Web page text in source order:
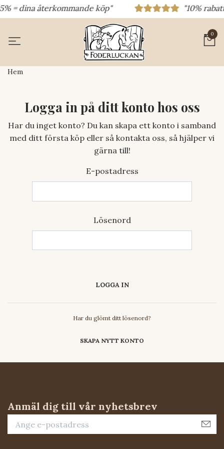
= dina återkommande köp" "10% rabatt
0
Hem
Logga in på ditt konto hos oss
Har du inget konto? Du kan skapa ett konto i samband
med ditt första köp eller så kontakta oss, så hjälper vi
gärna till!
E-postadress
Lösenord
Har du glömt ditt lösenord?
SKAPA NYTT KONTO
Anmäl dig till vår nyhetsbrev